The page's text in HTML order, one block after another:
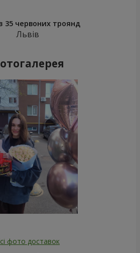
35 червоних троянд
Львів
фото доставок